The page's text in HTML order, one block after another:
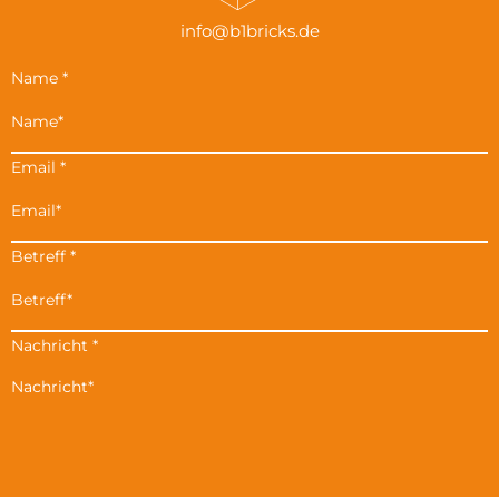
info@b1bricks.de
Name *
Email *
Betreff *
Nachricht *